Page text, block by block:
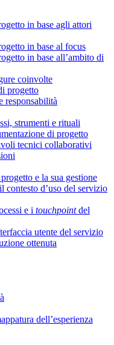
in base agli attori
in base al focus
in base all’ambito di
coinvolte
progetto
responsabilità
strumenti e rituali
di progetto
tecnici collaborativi
e la sua gestione
contesto d’uso del servizio
e i touchpointdel
utente del servizio
ottenuta
dell’esperienza